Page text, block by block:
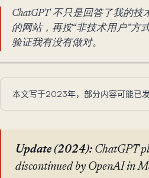
ChatGPT 不只是回答了我的技
的网站，再按“非技术用户”方
验证我有没有做对。
本文写于2023年，部分内容可能已发
Update (2024): ChatGPT
discontinued by OpenAI in